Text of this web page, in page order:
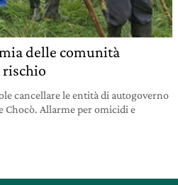
delle comunità
rischio
cancellare le entità di autogoverno
Chocò. Allarme per omicidi e